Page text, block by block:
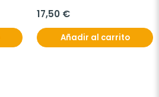
17,50 €
Añadir al carrito